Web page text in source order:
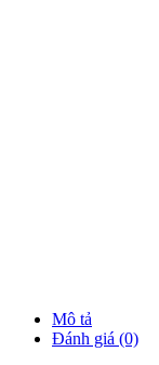
Mô tả
Đánh giá (0)